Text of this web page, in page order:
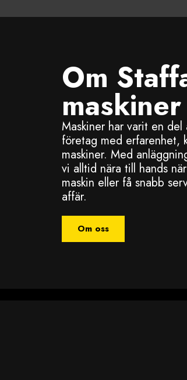
Om
Maskiner har varit en
företag med erfarenhet,
maskiner. Med
vi alltid nära till hands
maskin eller få snabb
affär.
Om oss